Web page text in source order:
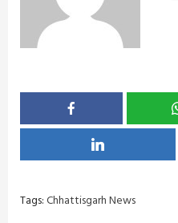
Tags:Chhattisgarh News